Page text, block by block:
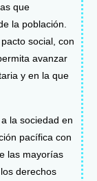
que
la población.
social, con
avanzar
y en la que
la sociedad en
pacífica con
las mayorías
derechos